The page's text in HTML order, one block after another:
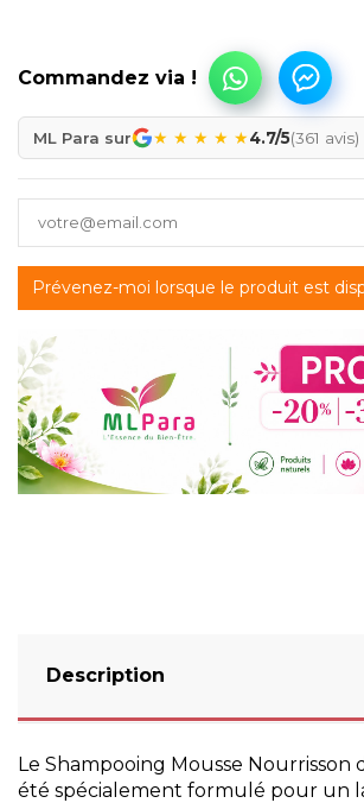
ML Para sur ★ ★ ★ ★ ★4.7/5(361 avis)
Description
Le Shampooing Mousse Nourrisson
été spécialement formulé pour un